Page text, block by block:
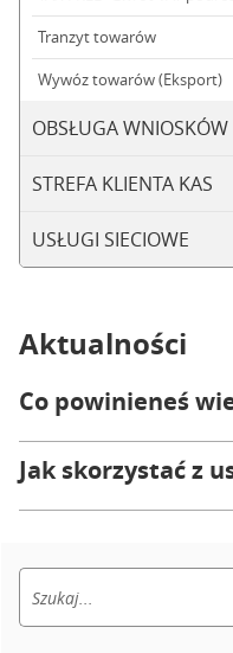
Tranzyt towarów
Wywóz towarów (Eksport)
OBSŁUGA WNIOSKÓW
STREFA KLIENTA KAS
USŁUGI SIECIOWE
Aktualności
Co powinieneś
Jak skorzystać z